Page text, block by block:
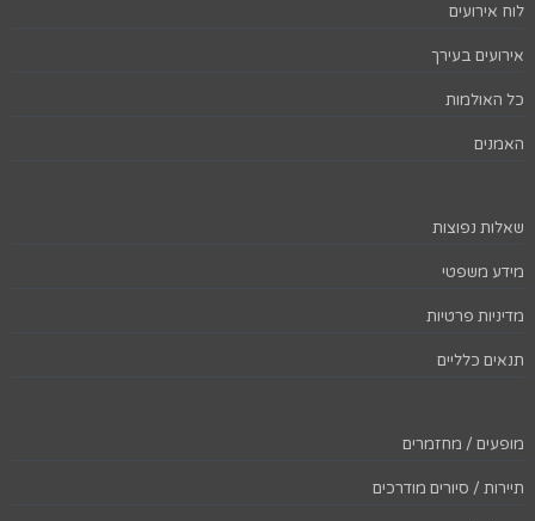
לוח אירועים
אירועים בעירך
כל האולמות
האמנים
שאלות נפוצות
מידע משפטי
מדיניות פרטיות
תנאים כלליים
מופעים / מחזמרים
תיירות / סיורים מודרכים